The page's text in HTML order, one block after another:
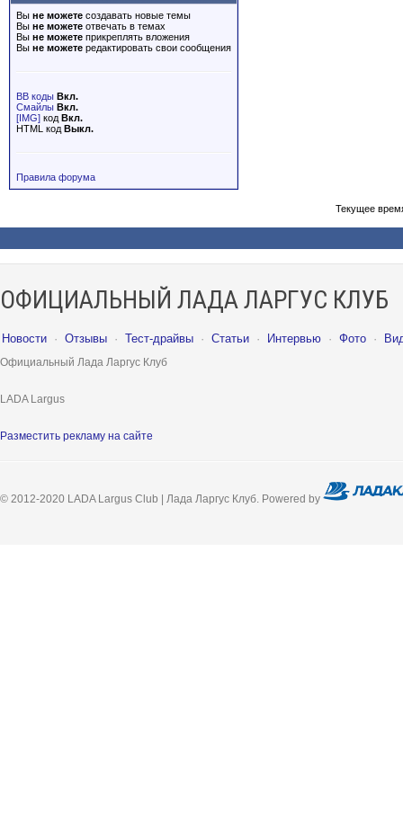
Вы не можете создавать новые темы
Вы не можете отвечать в темах
Вы не можете прикреплять вложения
Вы не можете редактировать свои сообщения
BB коды Вкл.
Смайлы Вкл.
[IMG] код Вкл.
HTML код Выкл.
Правила форума
Текущее
ОФИЦИАЛЬНЫЙ ЛАДА ЛАРГУС КЛУБ
Новости · Отзывы · Тест-драйвы · Статьи · Интервью · Фото ·
Официальный Лада Ларгус Клуб
LADA Largus
Разместить рекламу на сайте
© 2012-2020 LADA Largus Club | Лада Ларгус Клуб. Powered by